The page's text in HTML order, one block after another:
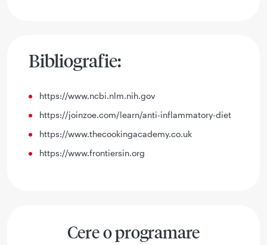
Bibliografie:
https://www.ncbi.nlm.nih.gov
https://joinzoe.com/learn/anti-inflammatory-diet
https://www.thecookingacademy.co.uk
https://www.frontiersin.org
Cere o programare